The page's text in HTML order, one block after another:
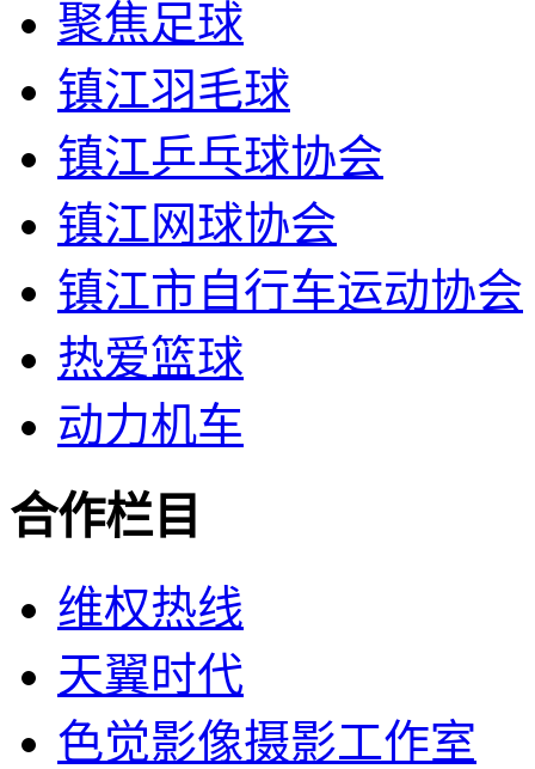
聚焦足球
镇江羽毛球
镇江乒乓球协会
镇江网球协会
镇江市自行车运动协会
热爱篮球
动力机车
合作栏目
维权热线
天翼时代
色觉影像摄影工作室